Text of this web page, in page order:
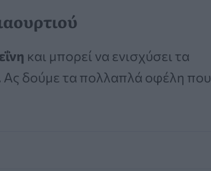
και μπορεί να ενισχύσει τα
Ας δούμε τα πολλαπλά οφέλη που